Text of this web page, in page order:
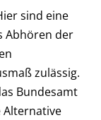
sind eine
Abhören der
zulässig.
Bundesamt
Alternative